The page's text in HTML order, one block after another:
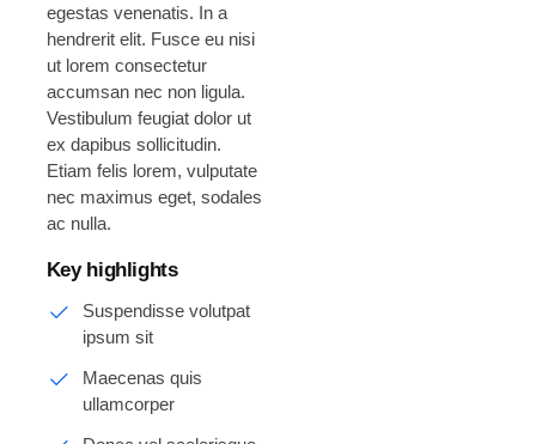
egestas venenatis. In a
hendrerit elit. Fusce eu nisi
ut lorem consectetur
accumsan nec non ligula.
Vestibulum feugiat dolor ut
ex dapibus sollicitudin.
Etiam felis lorem, vulputate
nec maximus eget, sodales
ac nulla.
Key highlights
Suspendisse volutpat
ipsum sit
Maecenas quis
ullamcorper